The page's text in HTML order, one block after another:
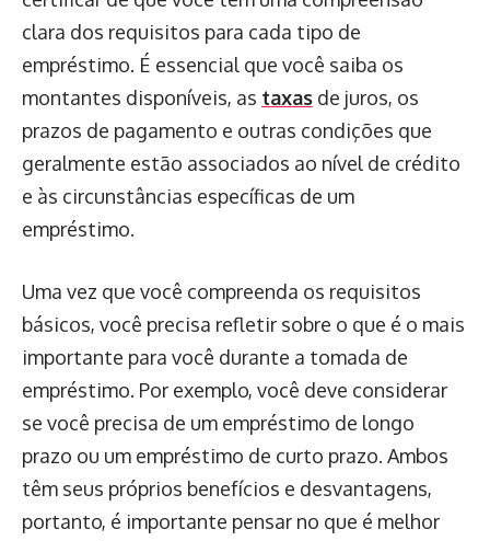
clara dos requisitos para cada tipo de
empréstimo. É essencial que você saiba os
montantes disponíveis, as taxas de juros, os
prazos de pagamento e outras condições que
geralmente estão associados ao nível de crédito
e às circunstâncias específicas de um
empréstimo.
Uma vez que você compreenda os requisitos
básicos, você precisa refletir sobre o que é o mais
importante para você durante a tomada de
empréstimo. Por exemplo, você deve considerar
se você precisa de um empréstimo de longo
prazo ou um empréstimo de curto prazo. Ambos
têm seus próprios benefícios e desvantagens,
portanto, é importante pensar no que é melhor